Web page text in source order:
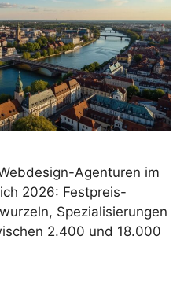
Agenturen im
2026: Festpreis-
Spezialisierungen
2.400 und 18.000